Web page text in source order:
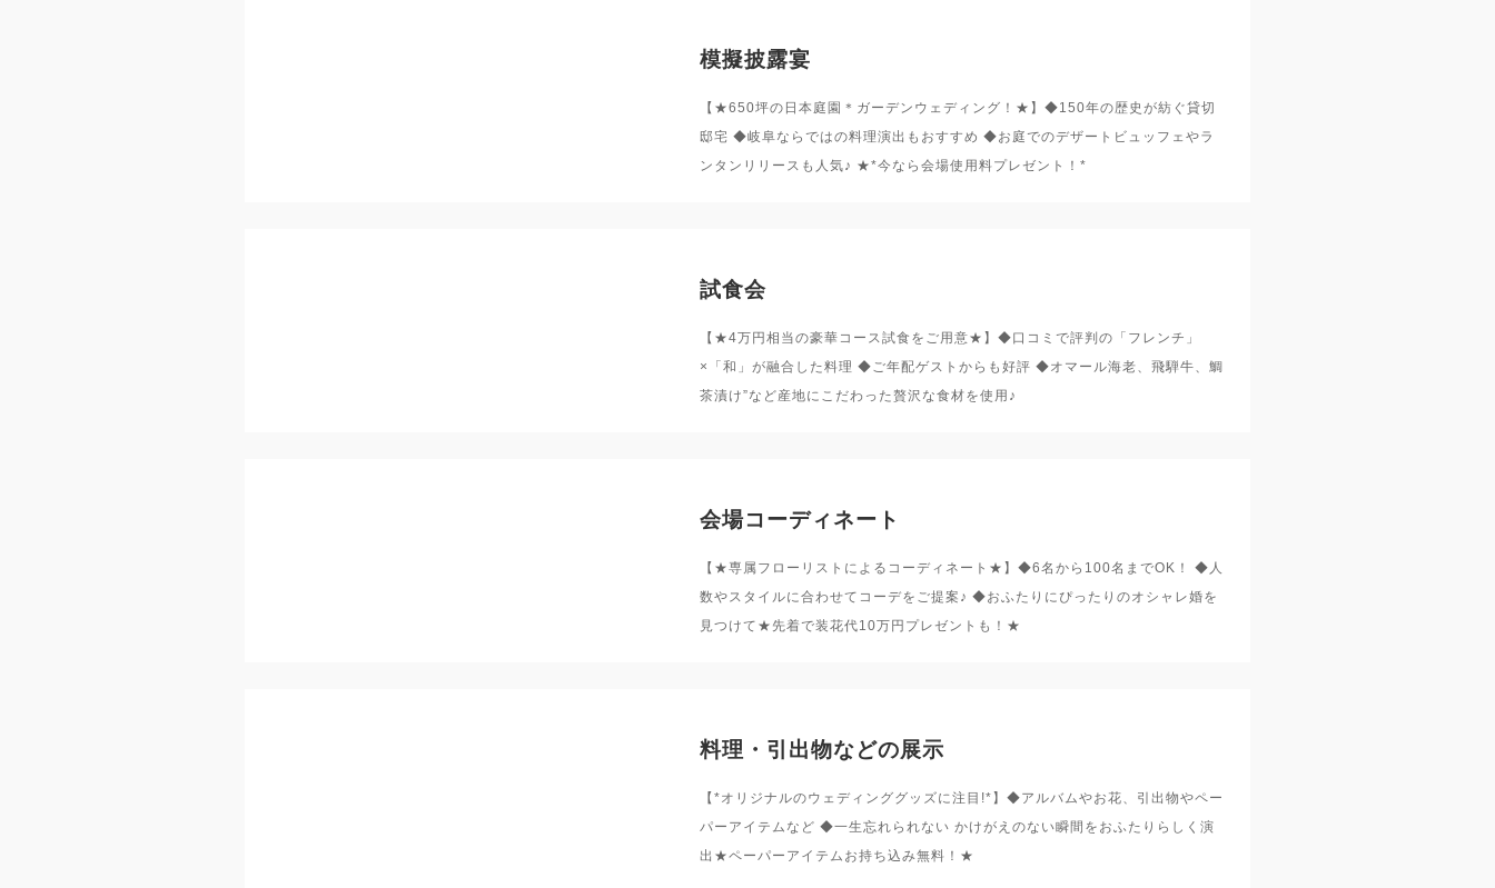
模擬披露宴
【★650坪の日本庭園＊ガーデンウェディング！★】◆150年の歴史が紡ぐ貸切
邸宅 ◆岐阜ならではの料理演出もおすすめ ◆お庭でのデザートビュッフェやラ
ンタンリリースも人気♪ ★*今なら会場使用料プレゼント！*
試食会
【★4万円相当の豪華コース試食をご用意★】◆口コミで評判の「フレンチ」
×「和」が融合した料理 ◆ご年配ゲストからも好評 ◆オマール海老、飛騨牛、鯛
茶漬け”など産地にこだわった贅沢な食材を使用♪
会場コーディネート
【★専属フローリストによるコーディネート★】◆6名から100名までOK！ ◆人
数やスタイルに合わせてコーデをご提案♪ ◆おふたりにぴったりのオシャレ婚を
見つけて★先着で装花代10万円プレゼントも！★
料理・引出物などの展示
【*オリジナルのウェディンググッズに注目!*】◆アルバムやお花、引出物やペー
パーアイテムなど ◆一生忘れられない かけがえのない瞬間をおふたりらしく演
出★ペーパーアイテムお持ち込み無料！★